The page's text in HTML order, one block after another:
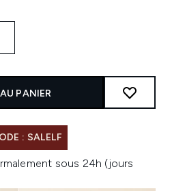
PANIER
: SALELF
sous 24h (jours